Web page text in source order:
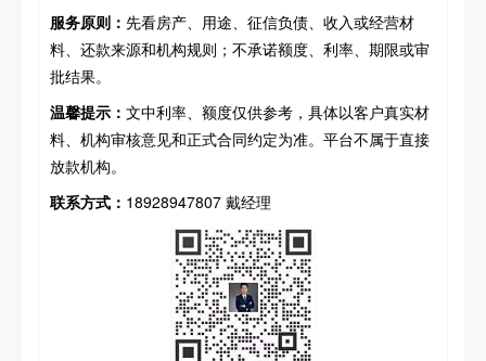
服务原则： 先看房产、用途、征信负债、收入或经营材
料、还款来源和机构规则；不承诺额度、利率、期限或审
批结果。
温馨提示： 文中利率、额度仅供参考，具体以客户真实材
料、机构审核意见和正式合同约定为准。平台不属于直接
放款机构。
联系方式： 18928947807 戴经理